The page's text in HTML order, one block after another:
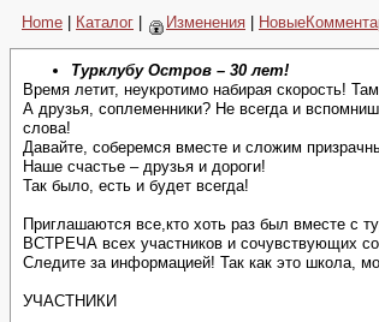
Home Каталог Изменения
Турклубу Остров – 30 лет!
Время летит, неукротимо набирая скорость!
А друзья, соплеменники? Не всегда и
слова!
Давайте, соберемся вместе и сложим
Наше счастье – друзья и дороги!
Так было, есть и будет всегда!
Приглашаются все,кто хоть раз был вместе с
ВСТРЕЧА всех участников и сочувствующих
Следите за информацией! Так как это школа,
УЧАСТНИКИ